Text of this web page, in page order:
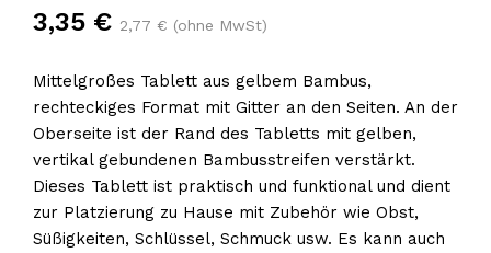
3,35 € 2,77 € (ohne MwSt)
Mittelgroßes Tablett aus gelbem Bambus,
rechteckiges Format mit Gitter an den Seiten. An der
Oberseite ist der Rand des Tabletts mit gelben,
vertikal gebundenen Bambusstreifen verstärkt.
Dieses Tablett ist praktisch und funktional und dient
zur Platzierung zu Hause mit Zubehör wie Obst,
Süßigkeiten, Schlüssel, Schmuck usw. Es kann auch